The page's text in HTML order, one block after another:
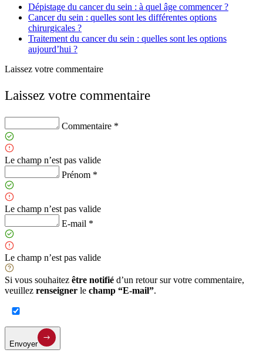
Dépistage du cancer du sein : à quel âge commencer ?
Cancer du sein : quelles sont les différentes options
chirurgicales ?
Traitement du cancer du sein : quelles sont les options
aujourd’hui ?
Laissez votre commentaire
Laissez votre commentaire
Commentaire *
Le champ n’est pas valide
Prénom *
Le champ n’est pas valide
E-mail *
Le champ n’est pas valide
Si vous souhaitez être notifié d’un retour sur votre commentaire,
veuillez renseigner le champ “E-mail”.
Envoyer